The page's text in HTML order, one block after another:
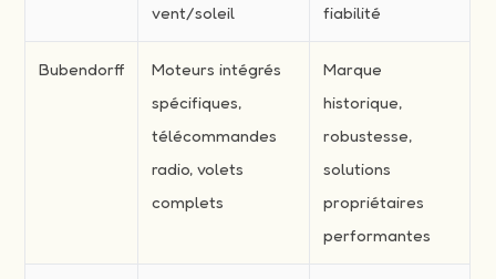
vent/soleil
fiabilité
Bubendorff
Moteurs intégrés
spécifiques,
télécommandes
radio, volets
complets
Marque
historique,
robustesse,
solutions
propriétaires
performantes